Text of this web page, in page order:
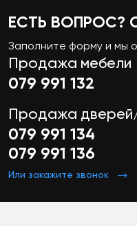
ЕСТЬ ВОПРОС?
Заполните форму и мы
Продажа мебели
079 991 132
Продажа
079 991 134
079 991 136
Или закажите звонок